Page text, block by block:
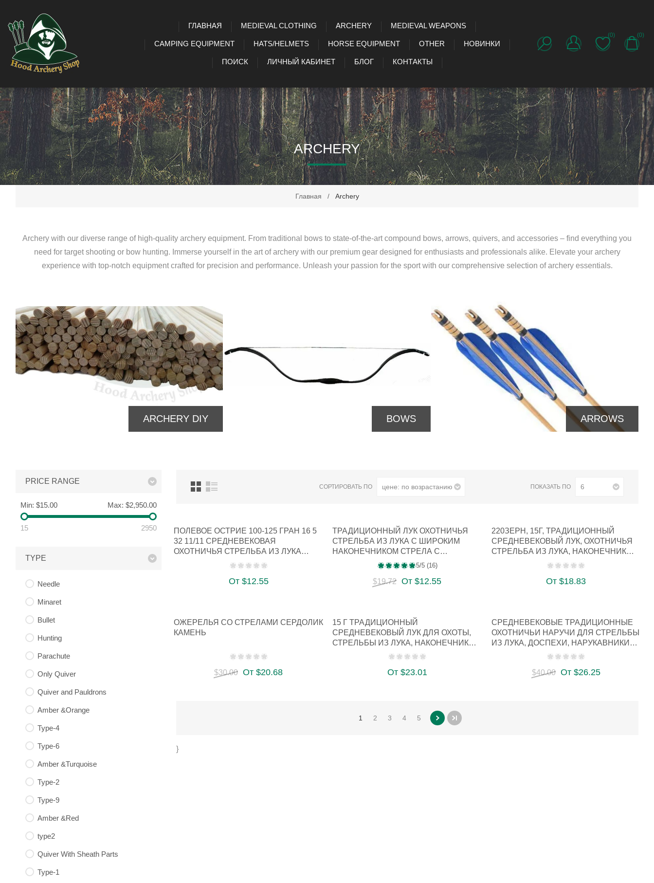
ГЛАВНАЯ MEDIEVAL CLOTHING ARCHERY MEDIEVAL WEAPONS
CAMPING EQUIPMENT HATS/HELMETS HORSE EQUIPMENT OTHER НОВИНКИ
ПОИСК ЛИЧНЫЙ КАБИНЕТ БЛОГ КОНТАКТЫ
(0) (0)
Главная / Archery
ARCHERY
Archery with our diverse range of high-quality archery equipment. From traditional bows to state-of-the-art compound bows, arrows, quivers, and accessories – find everything you
need for target shooting or bow hunting. Immerse yourself in the art of archery with our premium gear designed for enthusiasts and professionals alike. Elevate your archery
experience with top-notch equipment crafted for precision and performance. Unleash your passion for the sport with our comprehensive selection of archery essentials.
BOWS ARROWS ARM GUARDS
СОРТИРОВАТЬ ПО ПОКАЗАТЬ ПО
ПОЛЕВОЕ ОСТРИЕ 100-125 ГРАН 16 5
32 11/11 СРЕДНЕВЕКОВАЯ
ОХОТНИЧЬЯ СТРЕЛЬБА ИЗ ЛУКА
От $12.55
ТРАДИЦИОННЫЙ ЛУК ОХОТНИЧЬЯ
СТРЕЛЬБА ИЗ ЛУКА С ШИРОКИМ
НАКОНЕЧНИКОМ СТРЕЛА С
НАКОНЕЧНИКОМ…
5/5 (16)
$19.72 От $12.55
220ЗЕРН, 15Г, ТРАДИЦИОННЫЙ
СРЕДНЕВЕКОВЫЙ ЛУК, ОХОТНИЧЬЯ
СТРЕЛЬБА ИЗ ЛУКА, НАКОНЕЧНИК
От $18.83
ОЖЕРЕЛЬЯ СО СТРЕЛАМИ СЕРДОЛИК
КАМЕНЬ
$30.00 От $20.68
15 Г ТРАДИЦИОННЫЙ
СРЕДНЕВЕКОВЫЙ ЛУК ДЛЯ ОХОТЫ,
СТРЕЛЬБЫ ИЗ ЛУКА, НАКОНЕЧНИК
ДЛЯ СТРЕЛЫ С…
От $23.01
СРЕДНЕВЕКОВЫЕ ТРАДИЦИОННЫЕ
ОХОТНИЧЬИ НАРУЧИ ДЛЯ СТРЕЛЬБЫ
ИЗ ЛУКА, ДОСПЕХИ, НАРУКАВНИКИ
$40.00 От $26.25
1 2 3 4 5
}
PRICE RANGE
Min: $15.00 Max: $2,950.00
15 2950
TYPE
Needle
Minaret
Bullet
Hunting
Parachute
Only Quiver
Quiver and Pauldrons
Amber &Orange
Type-4
Type-6
Amber &Turquoise
Type-2
Type-9
Amber &Red
type2
Quiver With Sheath Parts
Type-1